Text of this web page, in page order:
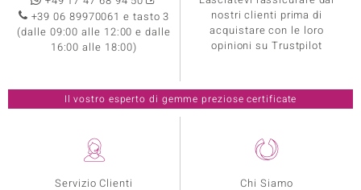
Servizio Clienti
Chi Siamo
+39 06 89970061 e tasto 3
(dalle 09:00 alle 12:00 e dalle
16:00 alle 18:00)
nostri clienti prima di
acquistare con le loro
opinioni su Trustpilot
Il vostro esperto di gemme preziose certificate